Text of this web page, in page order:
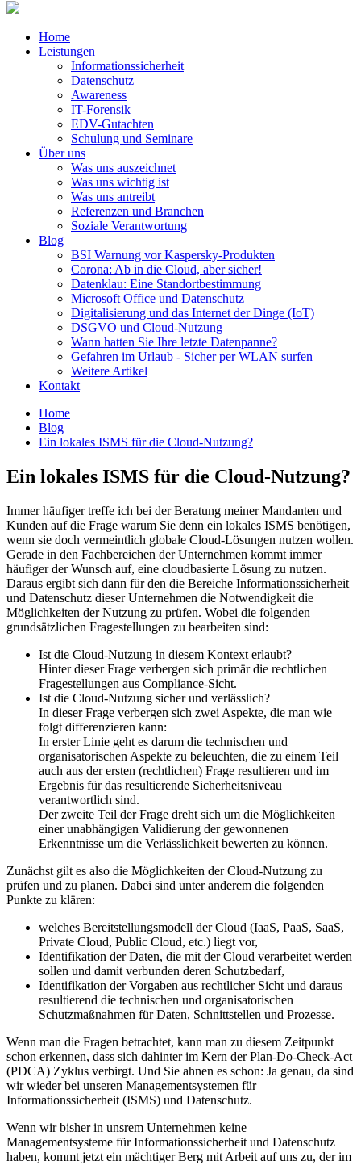
Home
Leistungen
Informationssicherheit
Datenschutz
Awareness
IT-Forensik
EDV-Gutachten
Schulung und Seminare
Über uns
Was uns auszeichnet
Was uns wichtig ist
Was uns antreibt
Referenzen und Branchen
Soziale Verantwortung
Blog
BSI Warnung vor Kaspersky-Produkten
Corona: Ab in die Cloud, aber sicher!
Datenklau: Eine Standortbestimmung
Microsoft Office und Datenschutz
Digitalisierung und das Internet der Dinge (IoT)
DSGVO und Cloud-Nutzung
Wann hatten Sie Ihre letzte Datenpanne?
Gefahren im Urlaub - Sicher per WLAN surfen
Weitere Artikel
Kontakt
Home
Blog
Ein lokales ISMS für die Cloud-Nutzung?
Ein lokales ISMS für die Cloud-Nutzung?
Immer häufiger treffe ich bei der Beratung meiner Mandanten und
Kunden auf die Frage warum Sie denn ein lokales ISMS benötigen,
wenn sie doch vermeintlich globale Cloud-Lösungen nutzen wollen.
Gerade in den Fachbereichen der Unternehmen kommt immer
häufiger der Wunsch auf, eine cloudbasierte Lösung zu nutzen.
Daraus ergibt sich dann für den die Bereiche Informationssicherheit
und Datenschutz dieser Unternehmen die Notwendigkeit die
Möglichkeiten der Nutzung zu prüfen. Wobei die folgenden
grundsätzlichen Fragestellungen zu bearbeiten sind:
Ist die Cloud-Nutzung in diesem Kontext erlaubt?
Hinter dieser Frage verbergen sich primär die rechtlichen
Fragestellungen aus Compliance-Sicht.
Ist die Cloud-Nutzung sicher und verlässlich?
In dieser Frage verbergen sich zwei Aspekte, die man wie
folgt differenzieren kann:
In erster Linie geht es darum die technischen und
organisatorischen Aspekte zu beleuchten, die zu einem Teil
auch aus der ersten (rechtlichen) Frage resultieren und im
Ergebnis für das resultierende Sicherheitsniveau
verantwortlich sind.
Der zweite Teil der Frage dreht sich um die Möglichkeiten
einer unabhängigen Validierung der gewonnenen
Erkenntnisse um die Verlässlichkeit bewerten zu können.
Zunächst gilt es also die Möglichkeiten der Cloud-Nutzung zu
prüfen und zu planen. Dabei sind unter anderem die folgenden
Punkte zu klären:
welches Bereitstellungsmodell der Cloud (IaaS, PaaS, SaaS,
Private Cloud, Public Cloud, etc.) liegt vor,
Identifikation der Daten, die mit der Cloud verarbeitet werden
sollen und damit verbunden deren Schutzbedarf,
Identifikation der Vorgaben aus rechtlicher Sicht und daraus
resultierend die technischen und organisatorischen
Schutzmaßnahmen für Daten, Schnittstellen und Prozesse.
Wenn man die Fragen betrachtet, kann man zu diesem Zeitpunkt
schon erkennen, dass sich dahinter im Kern der Plan-Do-Check-Act
(PDCA) Zyklus verbirgt. Und Sie ahnen es schon: Ja genau, da sind
wir wieder bei unseren Managementsystemen für
Informationssicherheit (ISMS) und Datenschutz.
Wenn wir bisher in unsrem Unternehmen keine
Managementsysteme für Informationssicherheit und Datenschutz
haben, kommt jetzt ein mächtiger Berg mit Arbeit auf uns zu, der im